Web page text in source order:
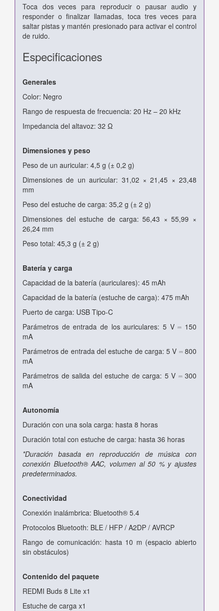
Toca dos veces para reproducir o pausar audio y
responder o finalizar llamadas, toca tres veces para
saltar pistas y mantén presionado para activar el control
de ruido.
Especificaciones
Generales
Color: Negro
Rango de respuesta de frecuencia: 20 Hz – 20 kHz
Impedancia del altavoz: 32 Ω
Dimensiones y peso
Peso de un auricular: 4,5 g (± 0,2 g)
Dimensiones de un auricular: 31,02 × 21,45 × 23,48
mm
Peso del estuche de carga: 35,2 g (± 2 g)
Dimensiones del estuche de carga: 56,43 × 55,99 ×
26,24 mm
Peso total: 45,3 g (± 2 g)
Batería y carga
Capacidad de la batería (auriculares): 45 mAh
Capacidad de la batería (estuche de carga): 475 mAh
Puerto de carga: USB Tipo-C
Parámetros de entrada de los auriculares: 5 V ⎓ 150
mA
Parámetros de entrada del estuche de carga: 5 V ⎓ 800
mA
Parámetros de salida del estuche de carga: 5 V ⎓ 300
mA
Autonomía
Duración con una sola carga: hasta 8 horas
Duración total con estuche de carga: hasta 36 horas
*Duración basada en reproducción de música con
conexión Bluetooth® AAC, volumen al 50 % y ajustes
predeterminados.
Conectividad
Conexión inalámbrica: Bluetooth® 5.4
Protocolos Bluetooth: BLE / HFP / A2DP / AVRCP
Rango de comunicación: hasta 10 m (espacio abierto
sin obstáculos)
Contenido del paquete
REDMI Buds 8 Lite x1
Estuche de carga x1